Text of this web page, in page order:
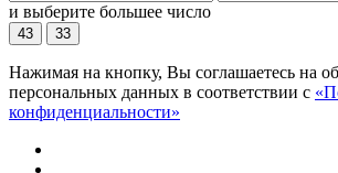
и выберите большее число
43 33
Нажимая на кнопку, Вы соглашаетесь на
персональных данных в соответствии с
конфиденциальности»